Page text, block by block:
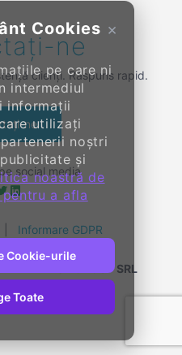
×
Cookies
pe care ni
intermediul
informații
utilizați
noștri
și
noastră de
a afla
Cookie-urile
Toate
ne
clienți. Răspuns rapid.
ne
social media
Informare GDPR
GROUP SRL